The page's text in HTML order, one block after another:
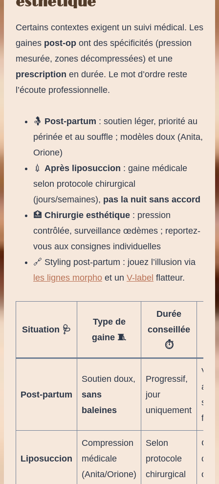
Certains contextes exigent un suivi médical. Les
gaines post-op ont des spécificités (pression
mesurée, zones décompressées) et une
prescription en durée. Le mot d’ordre reste
l’écoute professionnelle.
🤱 Post-partum : soutien léger, priorité au
périnée et au souffle ; modèles doux (Anita,
Orione)
💉 Après liposuccion : gaine médicale
selon protocole chirurgical
(jours/semaines), pas la nuit sans accord
🏥 Chirurgie esthétique : pression
contrôlée, surveillance œdèmes ; reportez-
vous aux consignes individuelles
🔗 Styling post-partum : jouez l’illusion via
les lignes morpho et un V-label flatteur.
Situation 🩺
Type de
gaine 🧵
Durée
conseillée
⏱️
Post-partum
Soutien doux,
sans
baleines
Progressif,
jour
uniquement
Liposuccion
Compression
médicale
(Anita/Orione)
Selon
protocole
chirurgical